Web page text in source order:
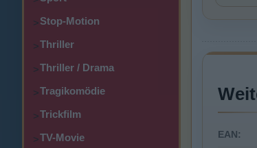
>Stop-Motion
>Thriller
>Thriller / Drama
>Tragikomödie
>Trickfilm
>TV-Movie EAN: